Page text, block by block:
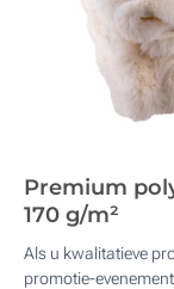
Premium
170 g/m²
Als u kwalitatieve
promotie-